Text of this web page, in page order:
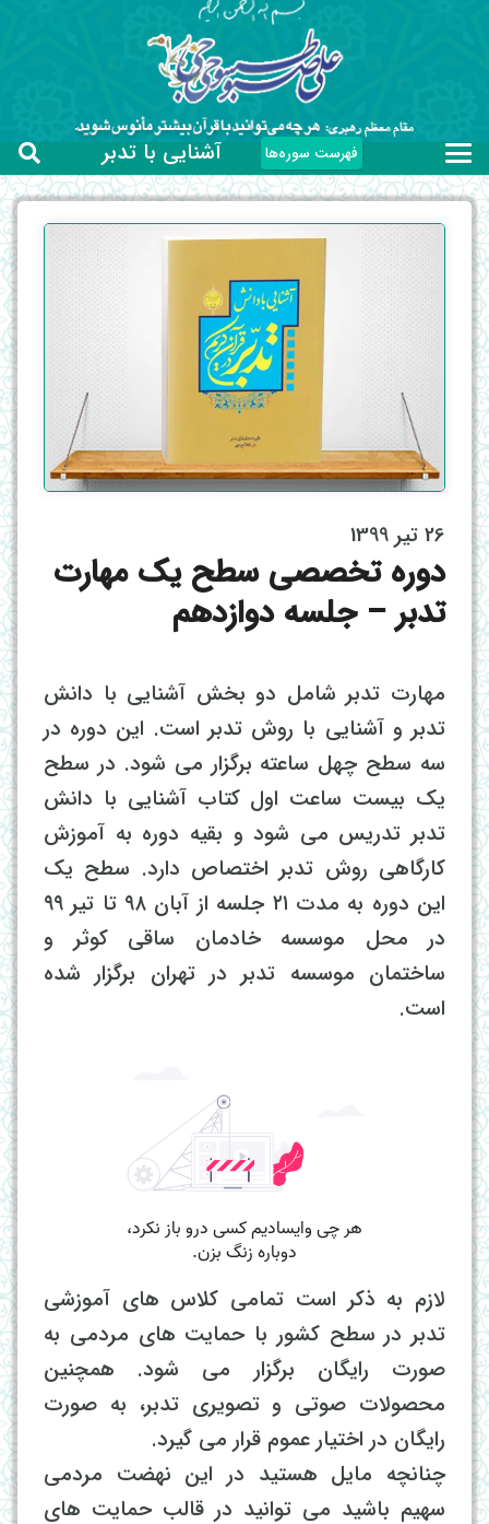
فهرست سوره‌ها آشنایی با تدبر
26 تیر 1399
دوره تخصصی سطح یک مهارت
تدبر – جلسه دوازدهم
مهارت تدبر شامل دو بخش آشنایی با دانش
تدبر و آشنایی با روش تدبر است. این دوره در
سه سطح چهل ساعته برگزار می شود. در سطح
یک بیست ساعت اول کتاب آشنایی با دانش
تدبر تدریس می شود و بقیه دوره به آموزش
کارگاهی روش تدبر اختصاص دارد. سطح یک
این دوره به مدت ۲۱ جلسه از آبان ۹۸ تا تیر ۹۹
در محل موسسه خادمان ساقی کوثر و
ساختمان موسسه تدبر در تهران برگزار شده
است.
لازم به ذکر است تمامی کلاس های آموزشی
تدبر در سطح کشور با حمایت های مردمی به
صورت رایگان برگزار می شود. همچنین
محصولات صوتی و تصویری تدبر، به صورت
رایگان در اختیار عموم قرار می گیرد.
چنانچه مایل هستید در این نهضت مردمی
سهیم باشید می توانید در قالب حمایت های